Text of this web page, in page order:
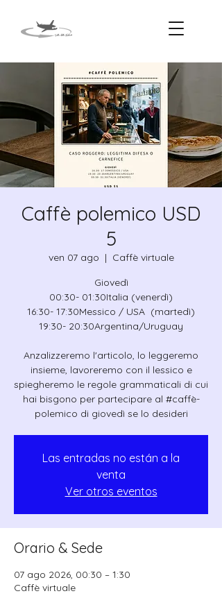
Caffè polemico USD
5
ven 07 ago
  |
Caffè virtuale
Giovedì
00:30- 01:30Italia (venerdì)
16:30- 17:30Messico / USA (martedì)
19:30- 20:30Argentina/Uruguay
Anzalizzeremo l'articolo, lo leggeremo
insieme, lavoreremo con il lessico e
spiegheremo le regole grammaticali di cui
hai bisgono per partecipare al #caffè-
polemico di giovedì se lo desideri
Las entradas no están a la
venta
Ver otros eventos
Orario & Sede
07 ago 2026, 00:30 – 1:30
Caffè virtuale